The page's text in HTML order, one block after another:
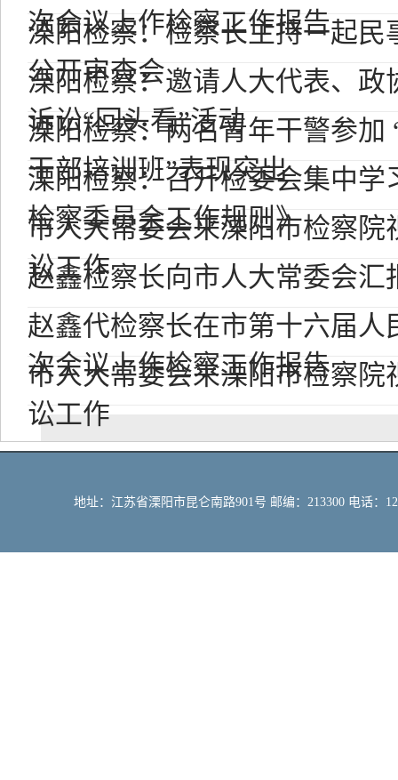
次会议上作检察工作报告
溧阳检察：检察长主持一起民
公开审查会
溧阳检察：邀请人大代表、政
诉讼“回头看”活动
溧阳检察：两名青年干警参加
干部培训班”表现突出
溧阳检察：召开检委会集中学
检察委员会工作规则》
市人大常委会来溧阳市检察院
讼工作
赵鑫检察长向市人大常委会汇
赵鑫代检察长在市第十六届人
次会议上作检察工作报告
市人大常委会来溧阳市检察院
讼工作
地址：江苏省溧阳市昆仑南路901号 邮编：213300 电话：